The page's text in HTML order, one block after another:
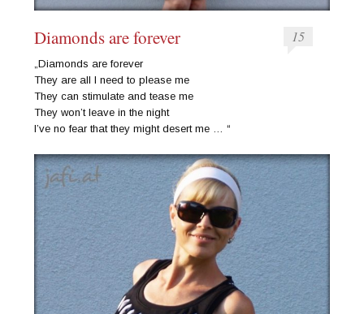
Diamonds are forever 15
„Diamonds are forever
They are all I need to please me
They can stimulate and tease me
They won’t leave in the night
I’ve no fear that they might desert me … “